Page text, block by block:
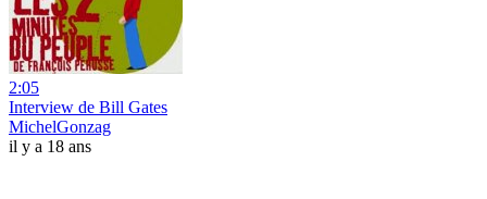
2:05
Interview de Bill Gates
MichelGonzag
il y a 18 ans